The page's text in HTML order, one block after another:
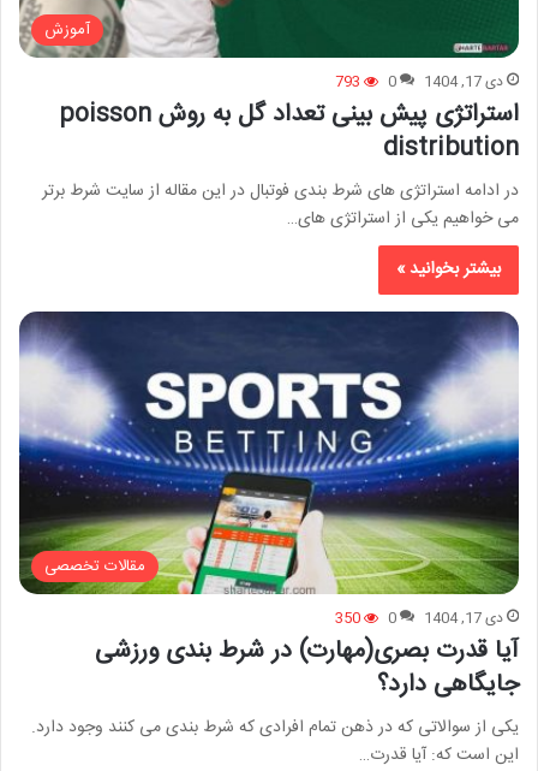
آموزش
دی 17, 1404 0
793
استراتژی پیش بینی تعداد گل به روش poisson
distribution
در ادامه استراتژی های شرط بندی فوتبال در این مقاله از سایت شرط برتر
می خواهیم یکی از استراتژی های…
بیشتر بخوانید »
مقالات تخصصی
دی 17, 1404 0
350
آیا قدرت بصری(مهارت) در شرط بندی ورزشی
جایگاهی دارد؟
یکی از سوالاتی که در ذهن تمام افرادی که شرط بندی می کنند وجود دارد.
این است که: آیا قدرت…